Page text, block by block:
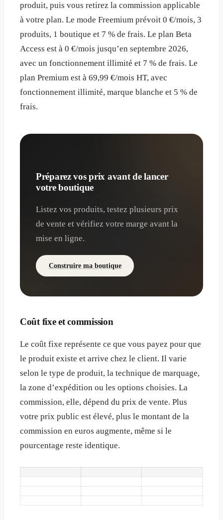
produit, puis vous retirez la commission applicable
à votre plan. Le mode Freemium prévoit 0 €/mois, 3
produits, 1 boutique et 7 % de frais. Le plan Beta
Access est à 0 €/mois jusqu’en septembre 2026,
avec un fonctionnement illimité et 7 % de frais. Le
plan Premium est à 69,99 €/mois HT, avec
fonctionnement illimité, marque blanche et 5 % de
frais.
Préparez vos prix avant de lancer
votre boutique
Listez vos produits, testez plusieurs prix
de vente et vérifiez votre marge avant la
mise en ligne.
Construire ma boutique
Coût fixe et commission
Le coût fixe représente ce que vous payez pour que
le produit existe et arrive chez le client. Il varie
selon le type de produit, la technique de marquage,
la zone d’expédition ou les options choisies. La
commission, elle, dépend du prix de vente. Plus
votre prix public est élevé, plus le montant de la
commission en euros augmente, même si le
pourcentage reste identique.